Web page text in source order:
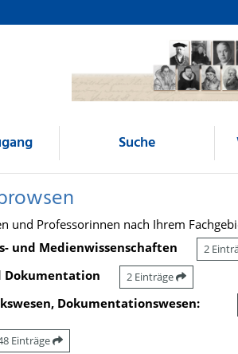
Suche
und Professorinnen nach Ihrem
und Medienwissenschaften
2
Dokumentation 2 Einträge
Dokumentationswesen:
Einträge